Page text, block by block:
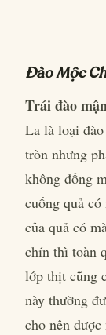
Đào Mộc
Trái đào
La là loại
tròn nhưng
không đồng
cuống quả
của quả có
chín thì toàn
lớp thịt cũng
này thường
cho nên